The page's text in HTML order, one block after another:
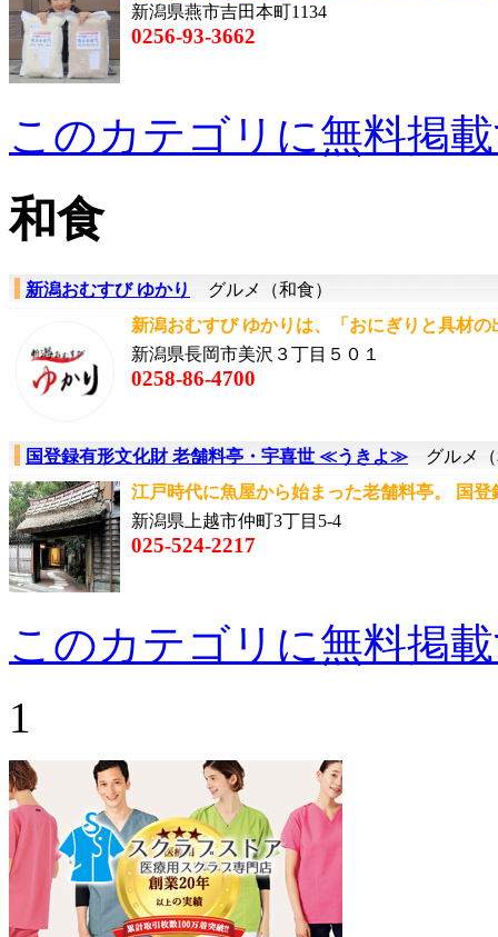
新潟県燕市吉田本町1134
0256-93-3662
このカテゴリに無料掲
和食
新潟おむすび ゆかり
グルメ（和食）
新潟おむすび ゆかりは、「おにぎりと具材の
新潟県長岡市美沢３丁目５０１
0258-86-4700
国登録有形文化財 老舗料亭・宇喜世 ≪うきよ≫ グルメ（
江戸時代に魚屋から始まった老舗料亭。 国登
新潟県上越市仲町3丁目5-4
025-524-2217
このカテゴリに無料掲
1